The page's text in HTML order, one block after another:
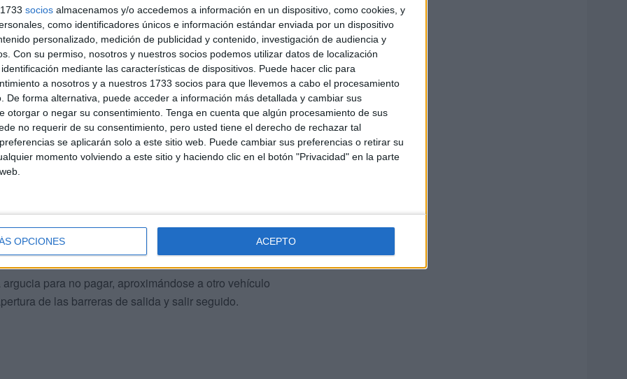
socios almacenamos y/o accedemos a información en un dispositivo, como cookies, y
como identificadores únicos e información estándar enviada por un dispositivo
personalizado, medición de publicidad y contenido, investigación de audiencia y
Con su permiso, nosotros y nuestros socios podemos utilizar datos de localización
mediante las características de dispositivos. Puede hacer clic para
a nosotros y a nuestros 1733 socios para que llevemos a cabo el procesamiento
De forma alternativa, puede acceder a información más detallada y cambiar sus
otorgar o negar su consentimiento. Tenga en cuenta que algún procesamiento de sus
no requerir de su consentimiento, pero usted tiene el derecho de rechazar tal
se aplicarán solo a este sitio web. Puede cambiar sus preferencias o retirar su
momento volviendo a este sitio y haciendo clic en el botón "Privacidad" en la parte
OPCIONES ACEPTO
la operativa comercial de los parkings se parte de la
de entrada tiene solvencia para hacer frente al pago
de solvencia que se desprende del mero hecho
de la empresa que gestiona el parking, no la
por cuanto el error deviene de la conducta del
adquiriendo su ticket de entrada”, considera la
para no pagar, aproximándose a otro vehículo
de las barreras de salida y salir seguido.